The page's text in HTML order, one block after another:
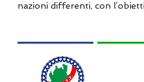
nazioni differenti, con